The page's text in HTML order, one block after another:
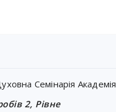
Семінарія Академія
2, Рівне